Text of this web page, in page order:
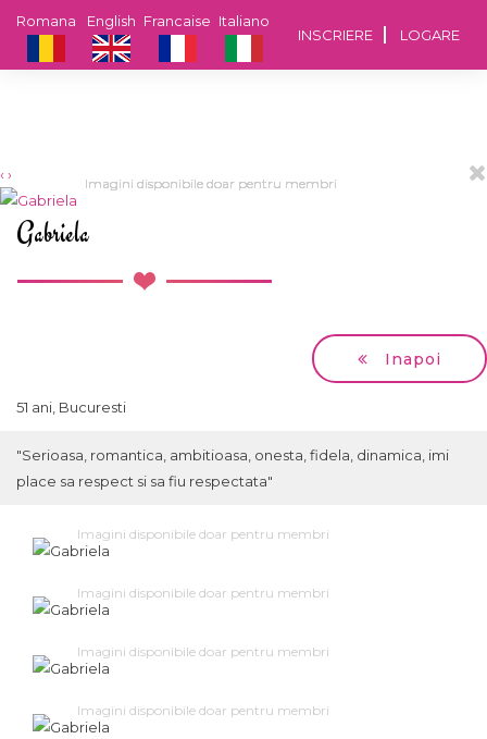
INSCRIERE LOGARE
Italiano
Francaise
English
Romana
‹ ›
Imagini disponibile doar pentru membri
Imagini disponibile doar pentru membri
Imagini disponibile doar pentru membri
Imagini disponibile doar pentru membri
Imagini disponibile doar pentru membri
Gabriela
Inapoi
51 ani, Bucuresti
"Serioasa, romantica, ambitioasa, onesta, fidela, dinamica, imi
place sa respect si sa fiu respectata"
Imagini disponibile doar pentru membri
Imagini disponibile doar pentru membri
Imagini disponibile doar pentru membri
Imagini disponibile doar pentru membri